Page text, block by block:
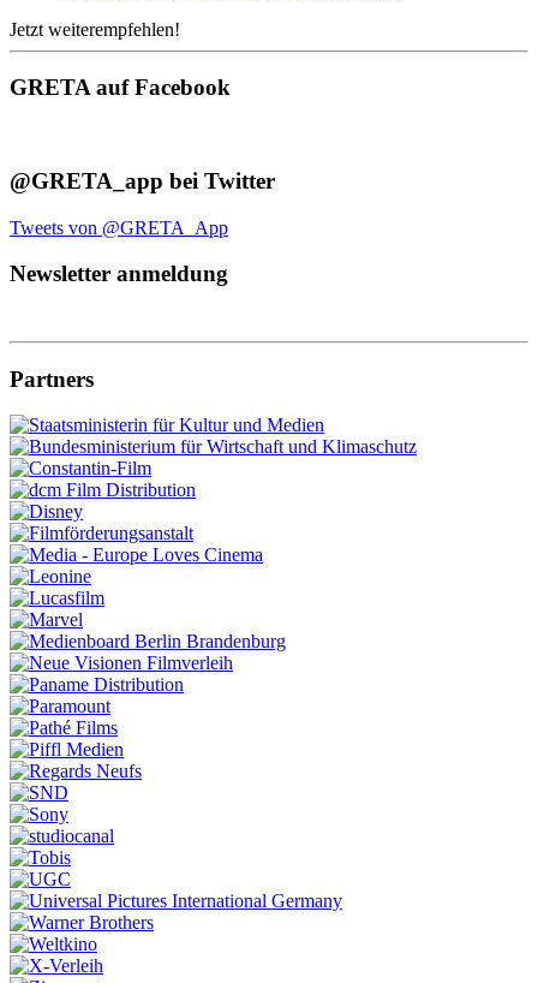
Jetzt weiterempfehlen!
GRETA auf Facebook
@GRETA_app bei Twitter
Tweets von @GRETA_App
Newsletter anmeldung
Partners